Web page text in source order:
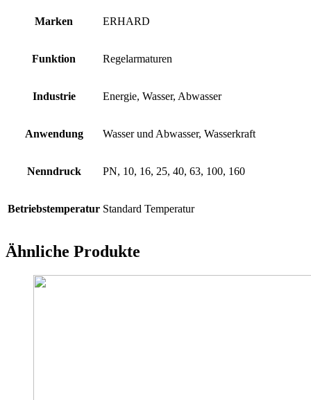
Marken ERHARD
Funktion Regelarmaturen
Industrie Energie, Wasser, Abwasser
Anwendung Wasser und Abwasser, Wasserkraft
Nenndruck PN, 10, 16, 25, 40, 63, 100, 160
Betriebstemperatur Standard Temperatur
Ähnliche Produkte